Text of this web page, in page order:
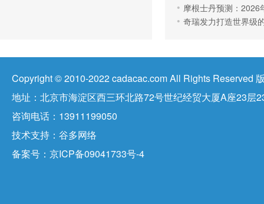
摩根士丹预测：2026
奇瑞发力打造世界级
Copyright © 2010-2022 cadacac.com All Rights Reserved
地址：北京市海淀区西三环北路72号世纪经贸大厦A座23层
咨询电话：13911199050
技术支持： 谷多网络
备案号： 京ICP备09041733号-4